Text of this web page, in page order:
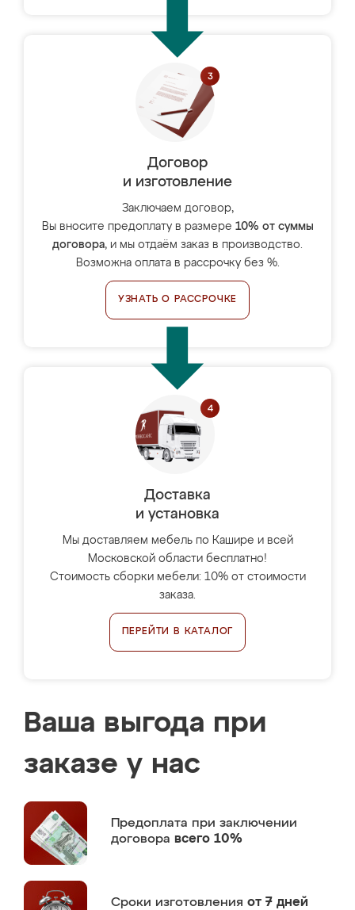
Договор
и изготовление
Заключаем договор,
Вы вносите предоплату в размере 10% от суммы
договора, и мы отдаём заказ в производство.
Возможна оплата в рассрочку без %.
УЗНАТЬ О РАССРОЧКЕ
Доставка
и установка
Мы доставляем мебель по Кашире и всей
Московской области бесплатно!
Стоимость сборки мебели: 10% от стоимости
заказа.
ПЕРЕЙТИ В КАТАЛОГ
Ваша выгода при
заказе у нас
Предоплата при заключении
договора всего 10%
Сроки изготовления от 7 дней